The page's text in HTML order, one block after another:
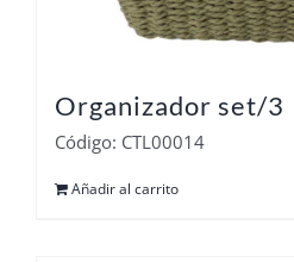
Organizador set/3
Código: CTL00014
Añadir al carrito